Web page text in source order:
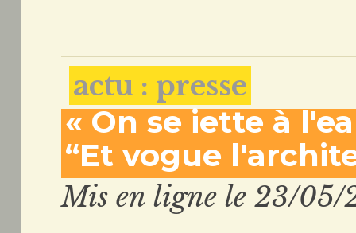
actu : presse
« On se jette à
“Et vogue
Mis en ligne le 23/05/